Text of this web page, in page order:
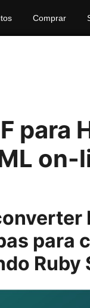
Comprar
para
para
Ruby